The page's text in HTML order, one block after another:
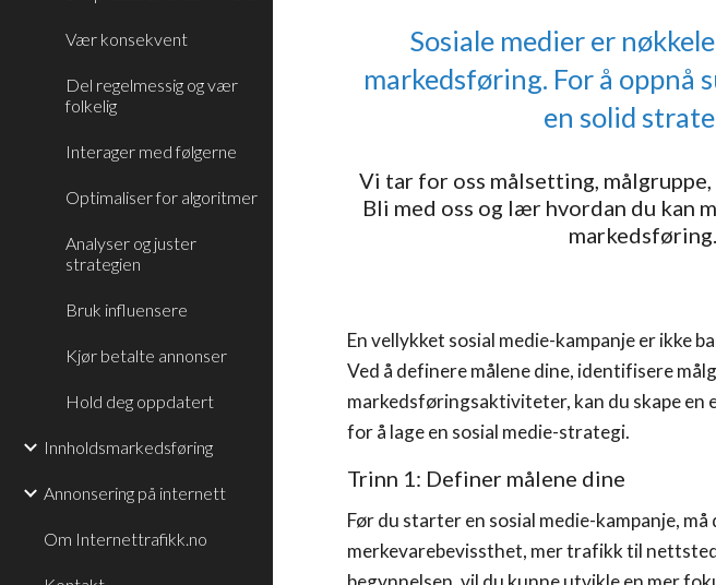
Vær konsekvent
Del regelmessig og vær
folkelig
Interager med følgerne
Optimaliser for algoritmer
Analyser og juster
strategien
Bruk influensere
Kjør betalte annonser
Hold deg oppdatert
Innholdsmarkedsføring
Annonsering på internett
Om Internettrafikk.no
Sosiale medier er
markedsføring. For å oppnå
en solid
Vi tar for oss målsetting,
Bli med oss og lær hvordan du kan
markedsføring.
En vellykket sosial medie-kampanje er ikke
Ved å definere målene dine, identifisere
markedsføringsaktiviteter, kan du skape en
for å lage en sosial medie-strategi.
Trinn 1: Definer målene dine
Før du starter en sosial medie-kampanje,
merkevarebevissthet, mer trafikk til